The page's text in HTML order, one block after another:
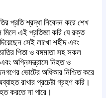
প্রতি শ্রদ্ধা নিবেদন করে শেখ
এই প্রতিজ্ঞা করি যে রক্ত
সেই লাখো শহীদ এবং
পিতা ও বঙ্গমাতা সহ সকল
অগ্নিসন্ত্রাসে নিহত ও
ভোটের অধিকার নিশ্চিত করে
রাখার প্রচেষ্টা গ্রহণ করি।
করতে না পারে।